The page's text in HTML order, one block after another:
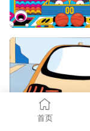
首页